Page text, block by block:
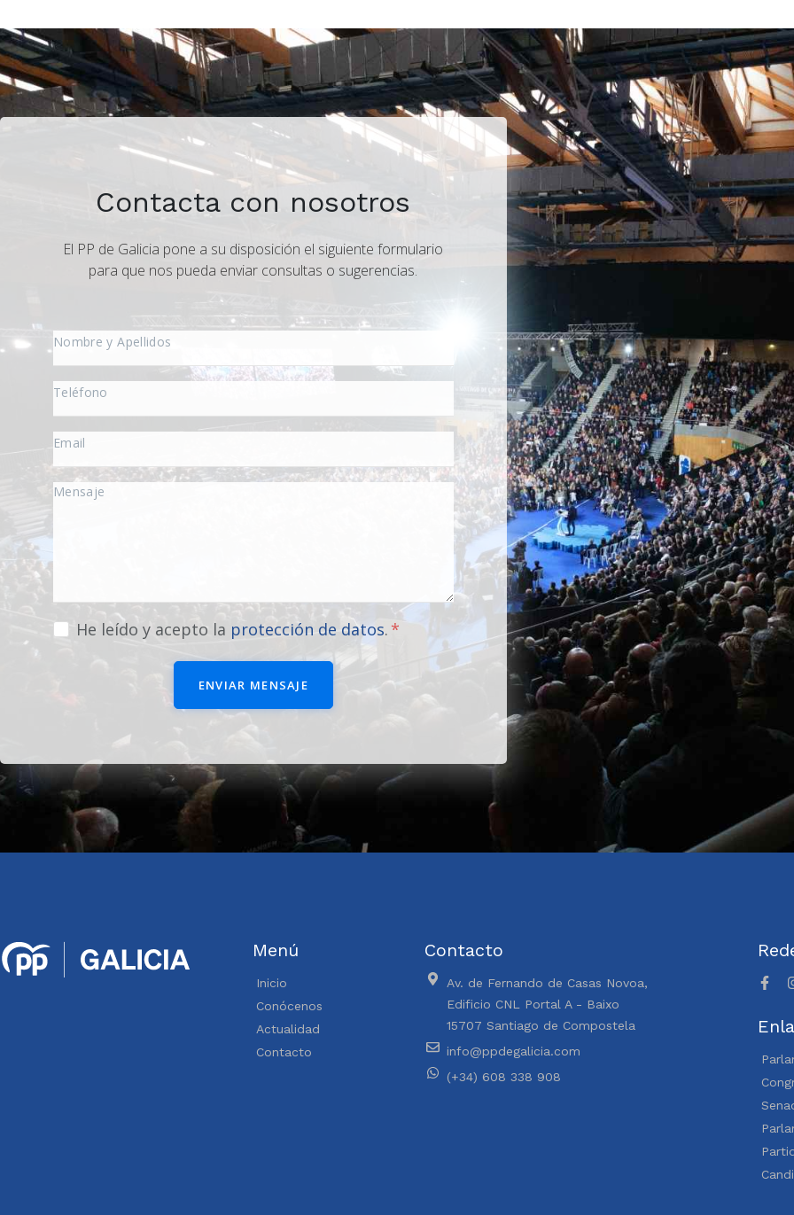
Contacta con nosotros
El PP de Galicia pone a su disposición el siguiente formulario
para que nos pueda enviar consultas o sugerencias.
He leído y acepto la protección de datos.
ENVIAR MENSAJE
Menú
Inicio
Conócenos
Actualidad
Contacto
Contacto
Av. de Fernando de Casas Novoa,
Edificio CNL Portal A - Baixo
15707 Santiago de Compostela
info@ppdegalicia.com
(+34) 608 338 908